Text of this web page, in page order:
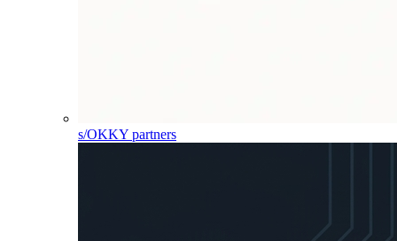
s/OKKY partners